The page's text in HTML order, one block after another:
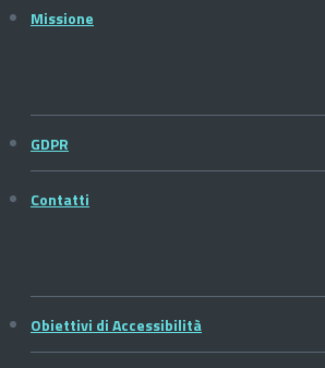
Missione
GDPR
Contatti
Obiettivi di Accessibilità